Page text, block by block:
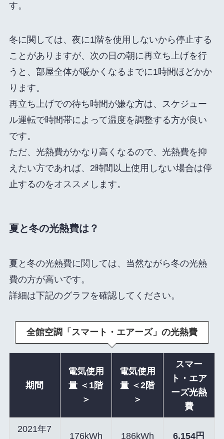
す。
冬に関しては、夜に1階を使用しないから停止する
ことがありますが、次の日の朝に再立ち上げを行
うと、部屋全体が暖かくなるまでに1時間ほどかか
ります。
再立ち上げでの待ち時間が嫌な方は、スケジュー
ル運転で時間帯によって温度を調整する方が良い
です。
ただ、光熱費がかなり高くなるので、光熱費を抑
えたい方であれば、2時間以上使用しない場合は停
止するのをオススメします。
夏と冬の光熱費は？
夏と冬の光熱費に関しては、当然ながら冬の光熱
費の方が高いです。
詳細は下記のグラフを確認してください。
全館空調「スマート・エアーズ」の光熱費
期間
電気使用
量 ＜1階
＞
電気使用
量 ＜2階
＞
スマー
ト・エア
ーズ光熱
費
2021年7
176kWh 186kWh 6,154円